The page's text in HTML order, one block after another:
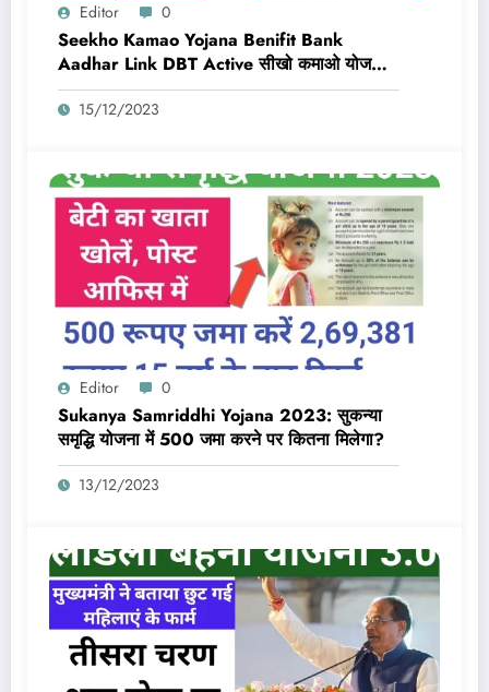
Editor 0
Seekho Kamao Yojana Benifit Bank
Aadhar Link DBT Active सीखो कमाओ योजना
का लाभ तभी मिलेगा 10,000 Rs जब बैंक डीबीटी
एक्टिव और आधार लिंक होगा
15/12/2023
Editor 0
Sukanya Samriddhi Yojana 2023: सुकन्या
समृद्धि योजना में 500 जमा करने पर कितना मिलेगा?
13/12/2023